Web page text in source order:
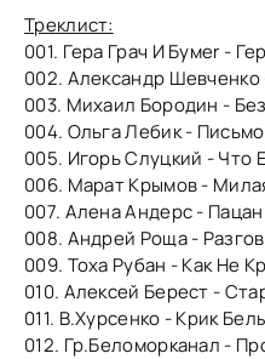
Треклист:
001. Гера Грач И Бумеr -
002. Александр Шевченко
003. Михаил Бородин -
004. Ольга Лебик -
005. Игорь Слуцкий - Что
006. Марат Крымов -
007. Алена Андерс - Пацан
008. Андрей Роща -
009. Тоха Рубан - Как Не
010. Алексей Берест -
011. В.Хурсенко - Крик
012. Гр.Беломорканал -